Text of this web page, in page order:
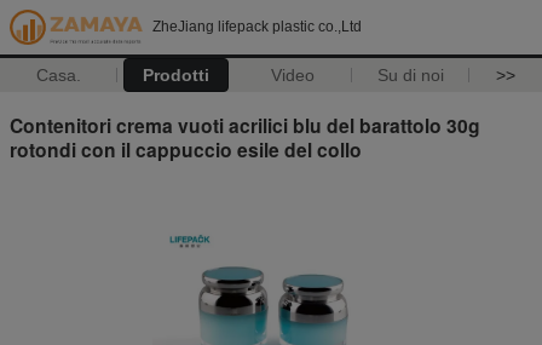
ZheJiang lifepack plastic co.,Ltd
Casa. Prodotti Video Su di noi >>
Contenitori crema vuoti acrilici blu del barattolo 30g
rotondi con il cappuccio esile del collo